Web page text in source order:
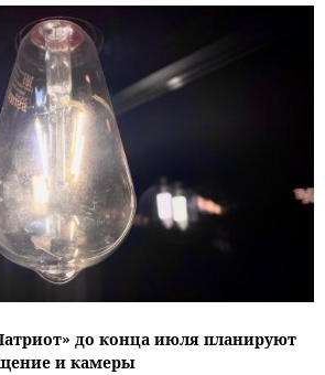
до конца июля планируют
и камеры